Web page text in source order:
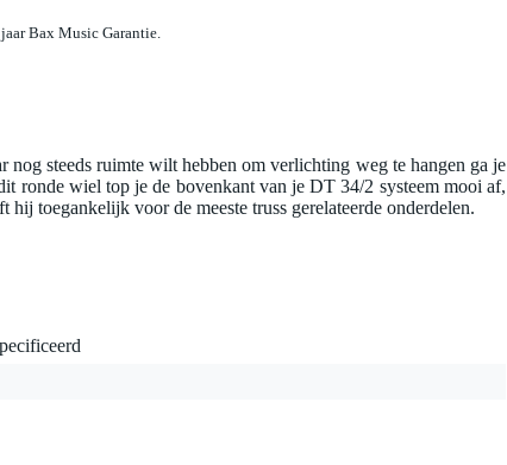
Bax Music Garantie.
nog steeds ruimte wilt hebben om verlichting weg te hangen ga je
ronde wiel top je de bovenkant van je DT 34/2 systeem mooi af,
toegankelijk voor de meeste truss gerelateerde onderdelen.